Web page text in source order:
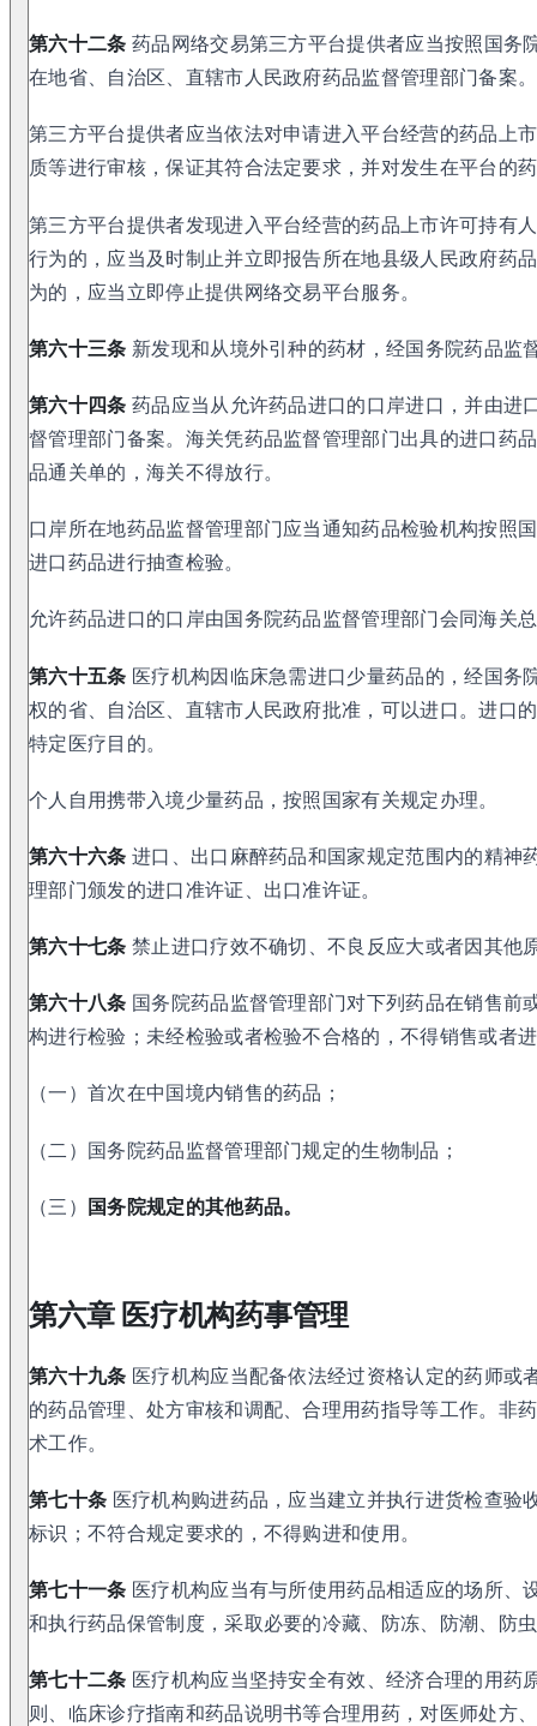
第六十二条 药品网络交易第三方平台提供者应当按照国务
在地省、自治区、直辖市人民政府药品监督管理部门备案。
第三方平台提供者应当依法对申请进入平台经营的药品上
质等进行审核，保证其符合法定要求，并对发生在平台的
第三方平台提供者发现进入平台经营的药品上市许可持有
行为的，应当及时制止并立即报告所在地县级人民政府药
为的，应当立即停止提供网络交易平台服务。
第六十三条 新发现和从境外引种的药材，经国务院药品监
第六十四条 药品应当从允许药品进口的口岸进口，并由进
督管理部门备案。海关凭药品监督管理部门出具的进口药
品通关单的，海关不得放行。
口岸所在地药品监督管理部门应当通知药品检验机构按照
进口药品进行抽查检验。
允许药品进口的口岸由国务院药品监督管理部门会同海关
第六十五条 医疗机构因临床急需进口少量药品的，经国务
权的省、自治区、直辖市人民政府批准，可以进口。进口
特定医疗目的。
个人自用携带入境少量药品，按照国家有关规定办理。
第六十六条 进口、出口麻醉药品和国家规定范围内的精神
理部门颁发的进口准许证、出口准许证。
第六十七条 禁止进口疗效不确切、不良反应大或者因其他
第六十八条 国务院药品监督管理部门对下列药品在销售前
构进行检验；未经检验或者检验不合格的，不得销售或者
（一）首次在中国境内销售的药品；
（二）国务院药品监督管理部门规定的生物制品；
（三） 国务院规定的其他药品。
第六章 医疗机构药事管理
第六十九条 医疗机构应当配备依法经过资格认定的药师或
的药品管理、处方审核和调配、合理用药指导等工作。非
术工作。
第七十条 医疗机构购进药品，应当建立并执行进货检查验
标识；不符合规定要求的，不得购进和使用。
第七十一条 医疗机构应当有与所使用药品相适应的场所、
和执行药品保管制度，采取必要的冷藏、防冻、防潮、防
第七十二条 医疗机构应当坚持安全有效、经济合理的用药
则、临床诊疗指南和药品说明书等合理用药，对医师处方